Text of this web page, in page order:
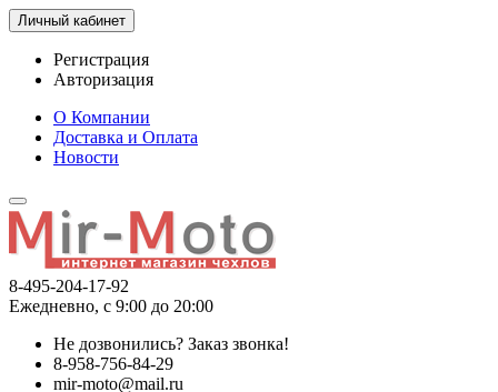
Личный кабинет
Регистрация
Авторизация
О Компании
Доставка и Оплата
Новости
8-495-204-17-92
Ежедневно, с 9:00 до 20:00
Не дозвонились? Заказ звонка!
8-958-756-84-29
mir-moto@mail.ru